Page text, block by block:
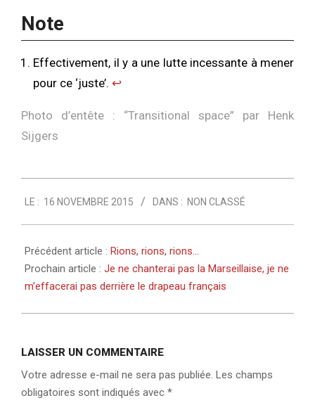
Note
Effectivement, il y a une lutte incessante à mener
pour ce ‘juste’. ↩︎
Photo d’entête : “Transitional space” par Henk
Sijgers
11-
16
LE : 16 NOVEMBRE 2015 DANS : NON CLASSÉ
Précédent article : Rions, rions, rions…
Prochain article : Je ne chanterai pas la Marseillaise, je ne
m’effacerai pas derrière le drapeau français
LAISSER UN COMMENTAIRE
Votre adresse e-mail ne sera pas publiée. Les champs
obligatoires sont indiqués avec *